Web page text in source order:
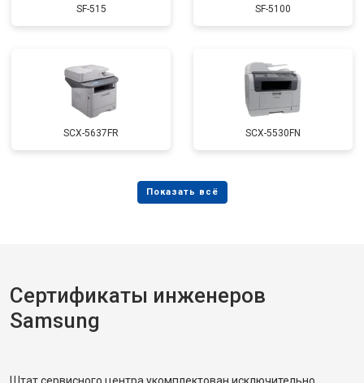
SF-515 SF-5100
SCX-5637FR SCX-5530FN
Сертификаты инженеров
Samsung